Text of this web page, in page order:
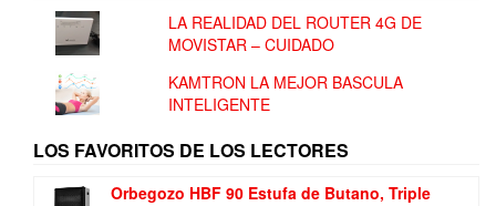
LA REALIDAD DEL ROUTER 4G DE
MOVISTAR – CUIDADO
KAMTRON LA MEJOR BASCULA
INTELIGENTE
LOS FAVORITOS DE LOS LECTORES
Orbegozo HBF 90 Estufa de Butano, Triple